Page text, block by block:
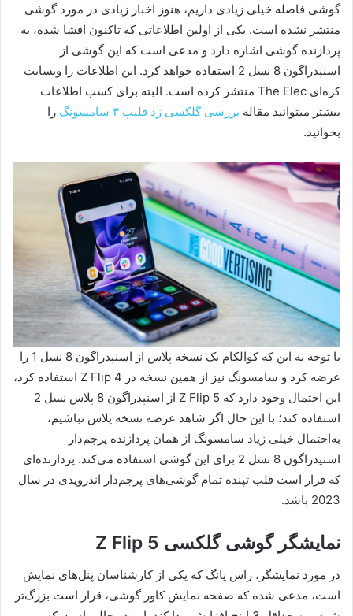
گوشی فاصله خیلی زیادی داریم، هنوز اخبار زیادی در مورد گوشی
منتشر نشده است. یکی از اولین اطلاعاتی که تاکنون افشا شده، به
پردازنده گوشی اشاره دارد و مدعی است که این گوشی از
اسنپدراگون 8 نسل 2 استفاده خواهد کرد. این اطلاعات را وبسایت
کره‌ای The Elec منتشر کرده است. البته برای کسب اطلاعات
بیشتر میتوانید مقاله بررسی گلکسی زد فلیپ ۳ سامسونگ
را
بخوانید.
با توجه به این که کوالکام یک نسخه پلاس از اسنپدراگون 8 نسل 1 را
عرضه کرد و سامسونگ نیز از همین نسخه در Z Flip 4 استفاده کرد،
این احتمال وجود دارد که Z Flip 5 از اسنپدراگون 8 پلاس نسل 2
استفاده کند؛ با این حال اگر شاهد عرضه نسخه پلاس نباشیم،
به‌احتمال خیلی زیاد سامسونگ از همان پردازنده پرچم‌دار
اسنپدراگون 8 نسل 2 برای این گوشی استفاده می‌کند. پردازنده‌ای
که قرار است قلب تپنده تمام گوشی‌های پرچم‌دار اندرویدی در سال
2023 باشد.
نمایشگر گوشی گلکسی Z Flip 5
در مورد نمایشگر، راس یانگ که یکی از کارشناسان پنل‌های نمایش
است، مدعی شده که صفحه نمایش کاور گوشی، قرار است بزرگ‌تر